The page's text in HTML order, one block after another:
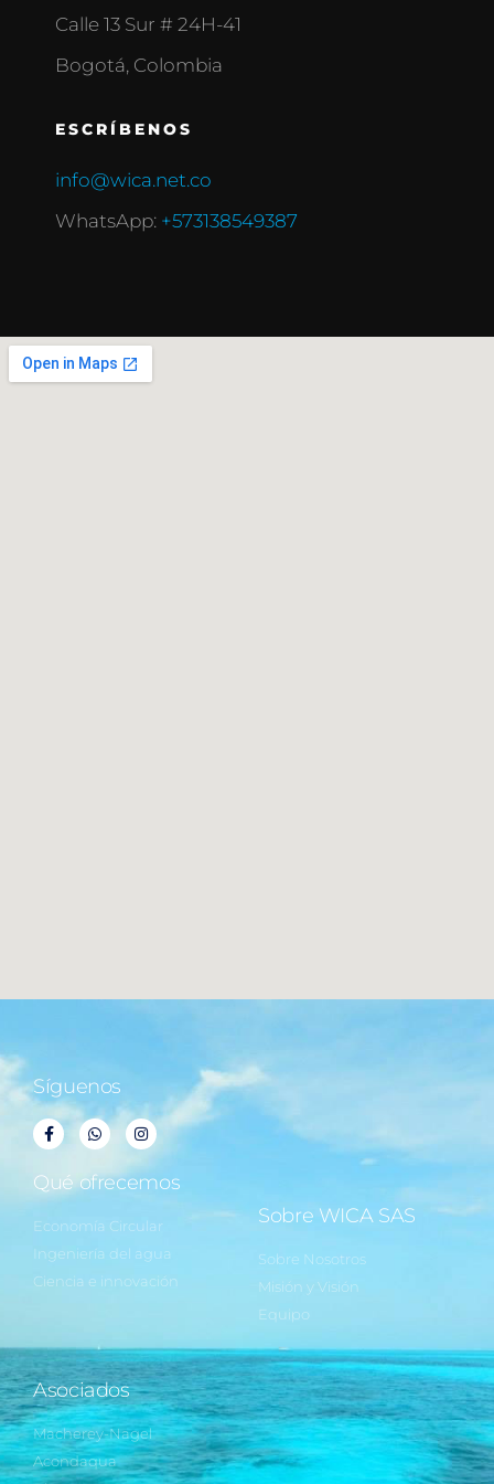
Calle 13 Sur # 24H-41
Bogotá, Colombia
ESCRÍBENOS
info@wica.net.co
WhatsApp: +573138549387
Síguenos
Qué ofrecemos
Economía Circular
Ingeniería del agua
Ciencia e innovación
Sobre WICA SAS
Sobre Nosotros
Misión y Visión
Equipo
Asociados
Macherey-Nagel
Acondaqua